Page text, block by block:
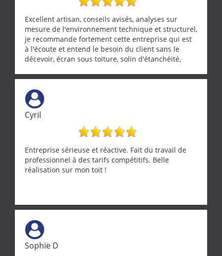
Excellent artisan, conseils avisés, analyses sur
mesure de l'environnement technique et structurel,
je recommande fortement cette entreprise qui est
à l'écoute et entend le besoin du client sans le
décevoir, écran sous toiture, solin d'étanchéité,
récupérateur d'eau, tout a été parfaitement mis en
œuvre sans besoin d'y revenir. confiance assurée.
Cyril
Entreprise sérieuse et réactive. Fait du travail de
professionnel à des tarifs compétitifs. Belle
réalisation sur mon toit !
Sophie D